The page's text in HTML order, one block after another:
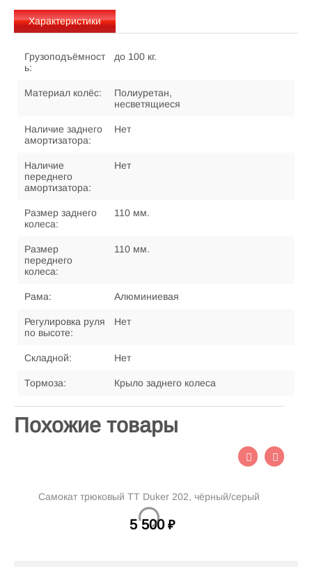
Характеристики
Грузоподъёмност
ь:
до 100 кг.
Материал колёс:
Полиуретан,
несветящиеся
Наличие заднего
амортизатора:
Нет
Наличие
переднего
амортизатора:
Нет
Размер заднего
колеса:
110 мм.
Размер
переднего
колеса:
110 мм.
Рама: Алюминиевая
Регулировка руля
по высоте:
Нет
Складной: Нет
Тормоза: Крыло заднего колеса
Похожие товары
Самокат трюковый TT Duker 202, чёрный/серый
5 500 ₽